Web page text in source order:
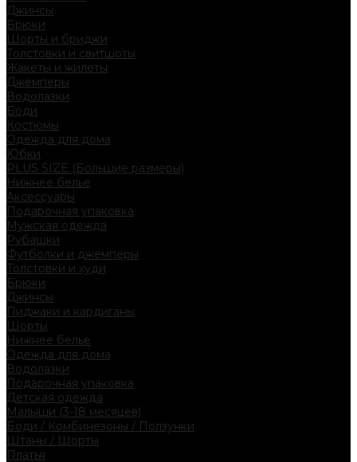
Джинсы
Брюки
Шорты и бриджи
Толстовки и свитшоты
Жакеты и жилеты
Джемперы
Водолазки
Боди
Костюмы
Одежда для дома
Юбки
PLUS SIZE (Большие размеры)
Нижнее белье
Аксессуары
Подарочная упаковка
Мужская одежда
Рубашки
Футболки и джемперы
Толстовки и худи
Брюки
Джинсы
Пиджаки и кардиганы
Шорты
Нижнее белье
Одежда для дома
Водолазки
Подарочная упаковка
Детская одежда
Малыши (3-18 месяцев)
Боди / Комбинезоны / Ползунки
Штаны / Шорты
Платья